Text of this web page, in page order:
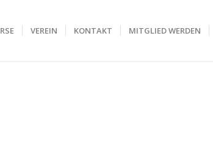
VEREIN KONTAKT MITGLIED WERDEN